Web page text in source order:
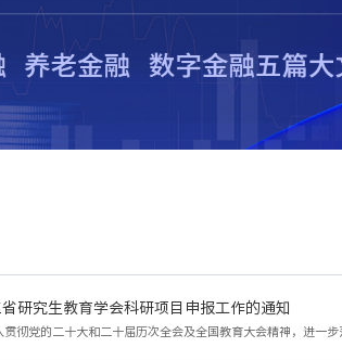
研究生教育学会科研项目申报工作的通知